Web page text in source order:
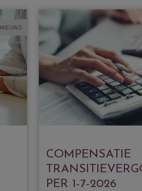
NIEUWS
COMPENSATIE
PER 1-7-2026